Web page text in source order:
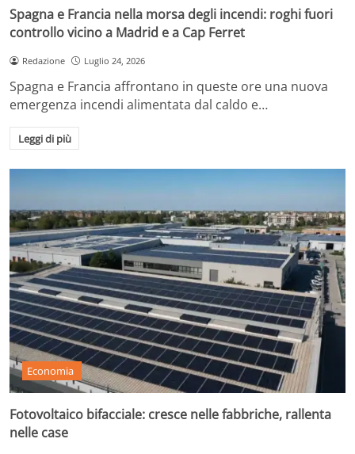
Spagna e Francia nella morsa degli incendi: roghi fuori
controllo vicino a Madrid e a Cap Ferret
Redazione Luglio 24, 2026
Spagna e Francia affrontano in queste ore una nuova
emergenza incendi alimentata dal caldo e…
Leggi di più
Economia
Fotovoltaico bifacciale: cresce nelle fabbriche, rallenta
nelle case